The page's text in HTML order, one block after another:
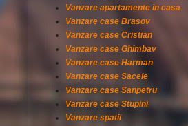
Vanzare apartamente in casa
Vanzare case Brasov
Vanzare case Cristian
Vanzare case Ghimbav
Vanzare case Harman
Vanzare case Sacele
Vanzare case Sanpetru
Vanzare case Stupini
Vanzare spatii